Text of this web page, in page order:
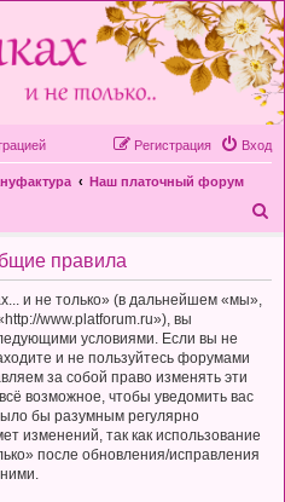
Вход
Регистрация
Наш платочный форум
правила
и не только» (в дальнейшем «мы»,
www.platforum.ru»), вы
условиями. Если вы не
и не пользуйтесь форумами
за собой право изменять эти
возможное, чтобы уведомить вас
бы разумным регулярно
изменений, так как использование
после обновления/исправления